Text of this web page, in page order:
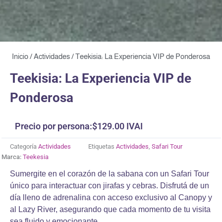
Inicio/Actividades/ Teekisia: La Experiencia VIP de Ponderosa
Teekisia: La Experiencia VIP de
Ponderosa
Precio por persona:$129.00 IVAI
Categoría Actividades Etiquetas Actividades, Safari Tour
Marca: Teekesia
Sumergite en el corazón de la sabana con un Safari Tour
único para interactuar con jirafas y cebras. Disfrutá de un
día lleno de adrenalina con acceso exclusivo al Canopy y
al Lazy River, asegurando que cada momento de tu visita